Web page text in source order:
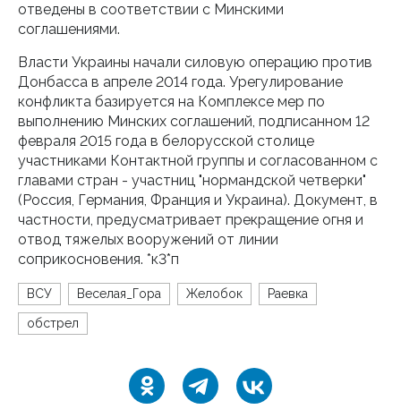
отведены в соответствии с Минскими
соглашениями.
Власти Украины начали силовую операцию против
Донбасса в апреле 2014 года. Урегулирование
конфликта базируется на Комплексе мер по
выполнению Минских соглашений, подписанном 12
февраля 2015 года в белорусской столице
участниками Контактной группы и согласованном с
главами стран - участниц "нормандской четверки"
(Россия, Германия, Франция и Украина). Документ, в
частности, предусматривает прекращение огня и
отвод тяжелых вооружений от линии
соприкосновения. *к3*п
ВСУ Веселая_Гора Желобок Раевка
обстрел